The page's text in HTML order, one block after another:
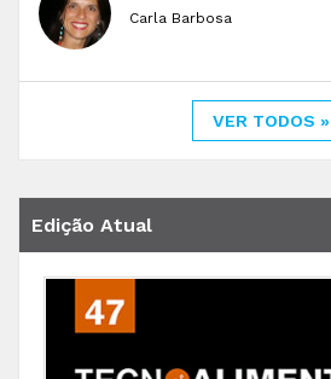
Carla Barbosa
VER TODOS »
Edição Atual